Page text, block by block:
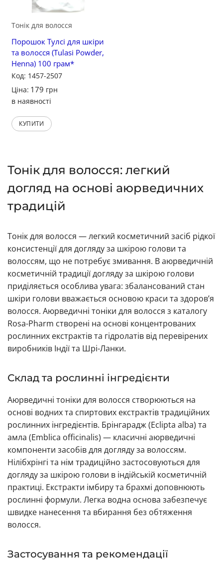
Тонік для волосся
Порошок Тулсі для шкіри
та волосся (Tulasi Powder,
Henna) 100 грам*
Код: 1457-2507
Ціна: 179 грн
в наявності
КУПИТИ
Тонік для волосся: легкий
догляд на основі аюрведичних
традицій
Тонік для волосся — легкий косметичний засіб рідкої
консистенції для догляду за шкірою голови та
волоссям, що не потребує змивання. В аюрведичній
косметичній традиції догляду за шкірою голови
приділяється особлива увага: збалансований стан
шкіри голови вважається основою краси та здоров’я
волосся. Аюрведичні тоніки для волосся з каталогу
Rosa-Pharm створені на основі концентрованих
рослинних екстрактів та гідролатів від перевірених
виробників Індії та Шрі-Ланки.
Склад та рослинні інгредієнти
Аюрведичні тоніки для волосся створюються на
основі водних та спиртових екстрактів традиційних
рослинних інгредієнтів. Брінгарадж (Eclipta alba) та
амла (Emblica officinalis) — класичні аюрведичні
компоненти засобів для догляду за волоссям.
Нілібхрінгі та нім традиційно застосовуються для
догляду за шкірою голови в індійській косметичній
практиці. Екстракти імбиру та брахмі доповнюють
рослинні формули. Легка водна основа забезпечує
швидке нанесення та вбирання без обтяження
волосся.
Застосування та рекомендації